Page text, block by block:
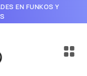
EN FUNKOS Y